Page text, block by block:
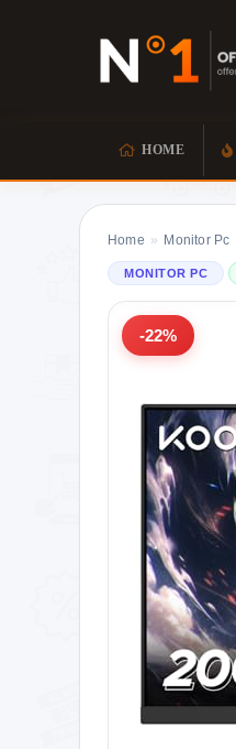
HOME
Home » Monitor Pc
MONITOR PC
-22%